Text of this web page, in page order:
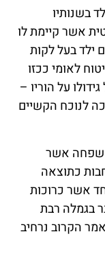
בשנותיו
אשר קיימת לו
ילד בעל לקות
לאומי ככזו
על הוריו –
לנוכח הקשיים
אשר
כתוצאה
אשר כרוכות
בגמלה רבת
הקרוב נרחיב